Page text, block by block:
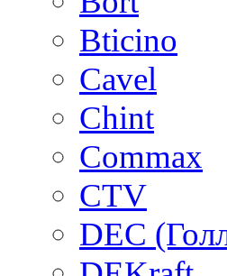
Bticino
Cavel
Chint
Commax
CTV
DEC